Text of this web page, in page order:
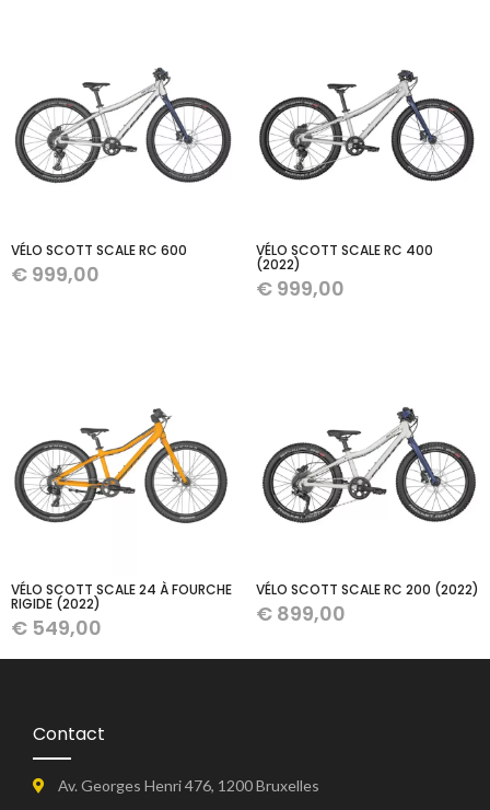
VÉLO SCOTT SCALE RC 600
€ 999,00
VÉLO SCOTT SCALE RC 400
(2022)
€ 999,00
VÉLO SCOTT SCALE 24 À FOURCHE
RIGIDE (2022)
€ 549,00
VÉLO SCOTT SCALE RC 200 (2022)
€ 899,00
Contact
Av. Georges Henri 476, 1200 Bruxelles